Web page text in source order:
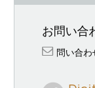
GPS World
表された多数の
お問い合
問い合わ